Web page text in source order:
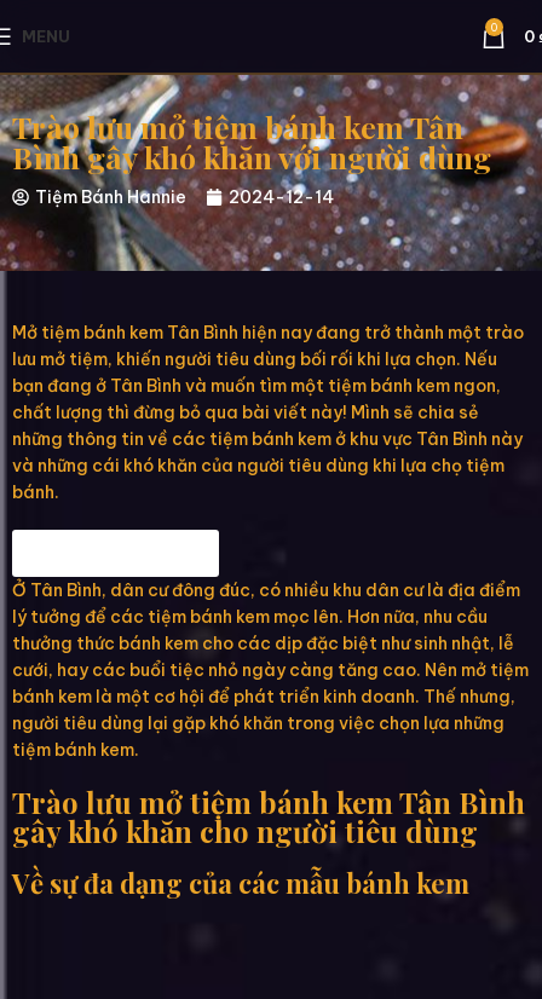
MENU 0 0
Trào lưu mở tiệm bánh kem Tân
Bình gây khó khăn với người dùng
Tiệm Bánh Hannie 2024-12-14
Mở tiệm bánh kem Tân Bình hiện nay đang trở thành một trào
lưu mở tiệm, khiến người tiêu dùng bối rối khi lựa chọn. Nếu
bạn đang ở Tân Bình và muốn tìm một tiệm bánh kem ngon,
chất lượng thì đừng bỏ qua bài viết này! Mình sẽ chia sẻ
những thông tin về các tiệm bánh kem ở khu vực Tân Bình này
và những cái khó khăn của người tiêu dùng khi lựa chọ tiệm
bánh.
Ở Tân Bình, dân cư đông đúc, có nhiều khu dân cư là địa điểm
lý tưởng để các tiệm bánh kem mọc lên. Hơn nữa, nhu cầu
thưởng thức bánh kem cho các dịp đặc biệt như sinh nhật, lễ
cưới, hay các buổi tiệc nhỏ ngày càng tăng cao. Nên mở tiệm
bánh kem là một cơ hội để phát triển kinh doanh. Thế nhưng,
người tiêu dùng lại gặp khó khăn trong việc chọn lựa những
tiệm bánh kem.
Trào lưu mở tiệm bánh kem Tân Bình
gây khó khăn cho người tiêu dùng
Về sự đa dạng của các mẫu bánh kem